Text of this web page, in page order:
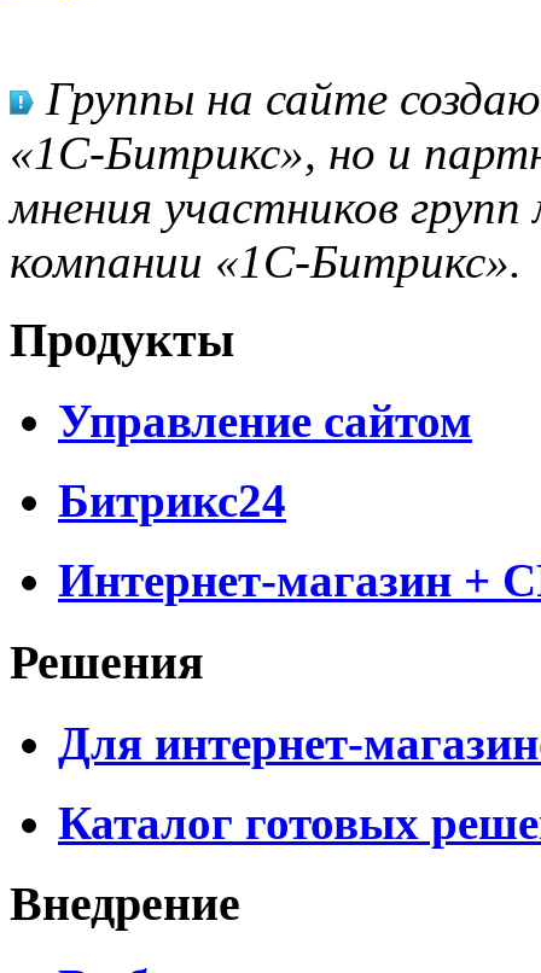
Группы на сайте
«1С-Битрикс», но и
мнения участников
компании «1С-Битрикс».
Продукты
Управление сайтом
Битрикс24
Интернет-магазин +
Решения
Для интернет-
Каталог готовых
Внедрение